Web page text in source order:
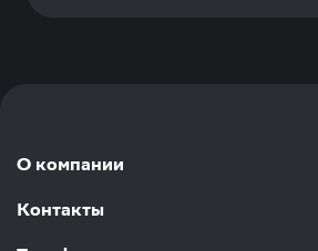
О компании
Контакты